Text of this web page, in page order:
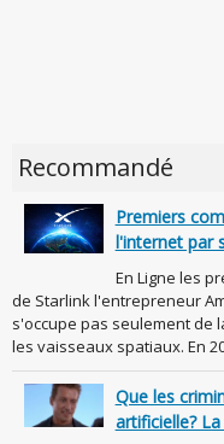
Recommandé
Premiers
l'internet par
En Ligne les
de Starlink l'entrepreneur
s'occupe pas seulement de
les vaisseaux spatiaux. En
Que les
artificielle?